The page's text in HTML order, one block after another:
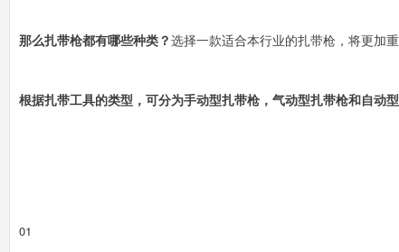
那么扎带枪都有哪些种类？选择一款适合本行业的扎带枪，将更加
根据扎带工具的类型，可分为手动型扎带枪，气动型扎带枪和自动型
01